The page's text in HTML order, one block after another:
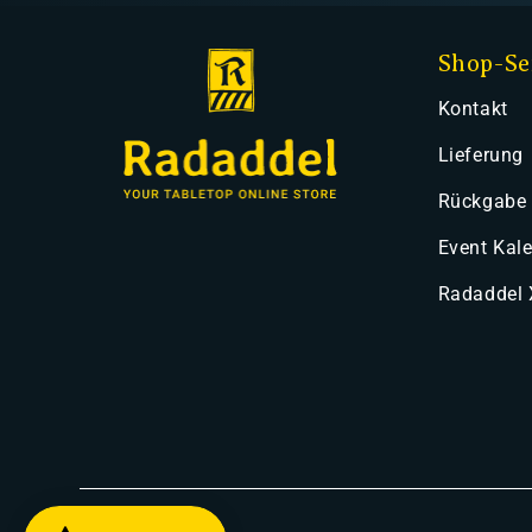
Shop-
Kontakt
Lieferung
Event
Radaddel